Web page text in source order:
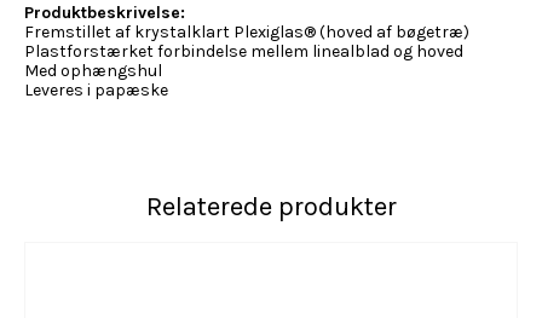
Produktbeskrivelse:
Fremstillet af krystalklart Plexiglas® (hoved af bøgetræ)
Plastforstærket forbindelse mellem linealblad og hoved
Med ophængshul
Leveres i papæske
Relaterede produkter